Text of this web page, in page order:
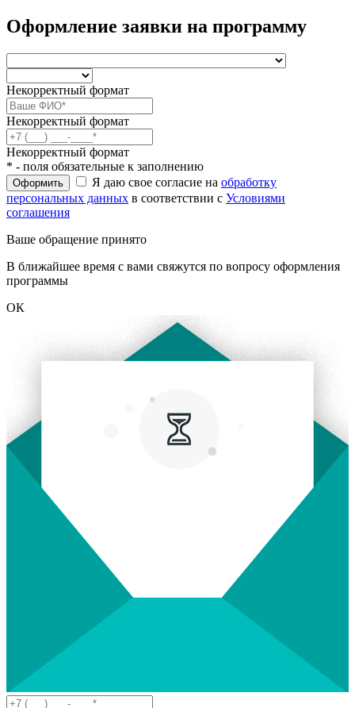
Оформление заявки на программу
Некорректный формат
Некорректный формат
Некорректный формат
* - поля обязательные к заполнению
Оформить Я даю свое согласие на обработку
персональных данных в соответствии с Условиями
соглашения
Ваше обращение принято
В ближайшее время с вами свяжутся по вопросу оформления
программы
ОК